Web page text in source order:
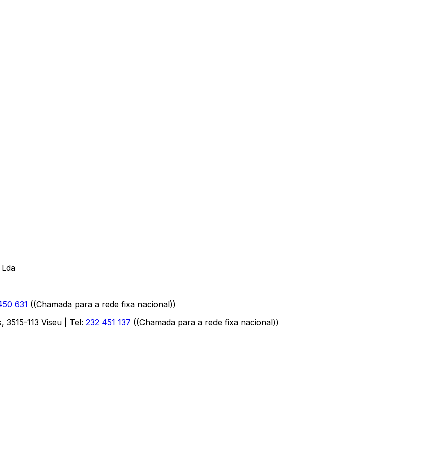
631 ((Chamada para a rede fixa nacional))
, 3515-113 Viseu | Tel: 232 451 137 ((Chamada para a rede fixa nacional))